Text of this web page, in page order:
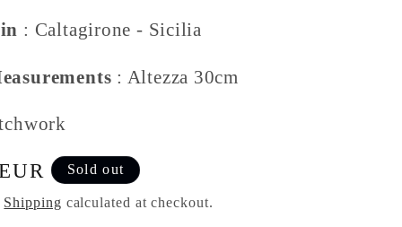
: Caltagirone - Sicilia
: Altezza 30cm
Sold out
Shipping calculated at checkout.